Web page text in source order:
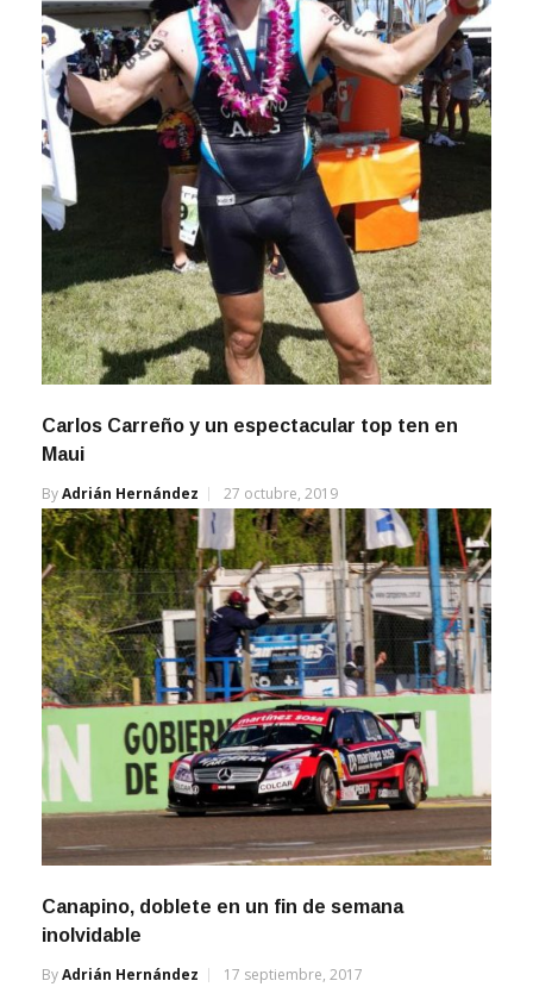
Carlos Carreño y un espectacular top ten en
Maui
ByAdrián Hernández 27 octubre, 2019
Canapino, doblete en un fin de semana
inolvidable
ByAdrián Hernández 17 septiembre, 2017